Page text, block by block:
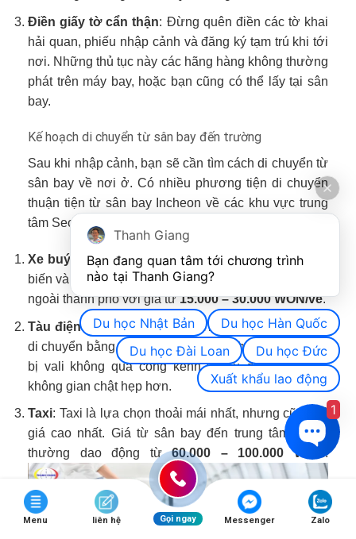
Điền giấy tờ cẩn thận: Đừng quên điền các tờ khai
hải quan, phiếu nhập cảnh và đăng ký tạm trú khi tới
nơi. Những thủ tục này các hãng hàng không thường
phát trên máy bay, hoặc bạn cũng có thể lấy tại sân
bay.
Kế hoạch di chuyển từ sân bay đến trường
Sau khi nhập cảnh, bạn sẽ cần tìm cách di chuyển từ
sân bay về nơi ở. Có nhiều phương tiện di chuyển
thuận tiện từ sân bay Incheon về các khu vực trung
tâm Seoul và các thành phố lớn khác:
Xe buýt sân bay: Đây là phương tiện di chuyển phổ
biến và hợp lý. Xe buýt đưa đón các khu vực trong và
ngoài thành phố với giá từ15.000 – 30.000 WON/vé.
Tàu điện ngầm: Nếu muốn tiết kiệm hơn, bạn có thể
di chuyển bằng tàu điện ngầm. Tuy nhiên, hãy chuẩn
bị vali không quá cồng kềnh vì tàu điện ngầm có
không gian chật hẹp hơn.
Taxi: Taxi là lựa chọn thoải mái nhất, nhưng cũng có
giá cao nhất. Giá từ sân bay đến trung tâm Seoul
thường dao động từ60.000 – 100.000 WON.
Menu liên hệ Gọi ngay Messenger Zalo
Thanh Giang
Bạn đang quan tâm tới chương trình
nào tại Thanh Giang?
Du học Nhật Bản
Du học Hàn Quốc
Du học Đài Loan
Du học Đức
Xuất khẩu lao động
1